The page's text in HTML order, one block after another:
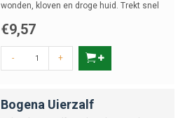
wonden, kloven en droge huid. Trekt snel
€9,57
- +
Bogena Uierzalf